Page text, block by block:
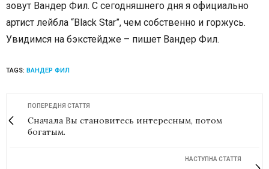
зовут Вандер Фил. С сегодняшнего дня я официально
артист лейбла “Black Star”, чем собственно и горжусь.
Увидимся на бэкстейдже – пишет Вандер Фил.
TAGS: ВАНДЕР ФИЛ
ПОПЕРЕДНЯ СТАТТЯ
Сначала Вы становитесь интересным, потом
богатым.
НАСТУПНА СТАТТЯ